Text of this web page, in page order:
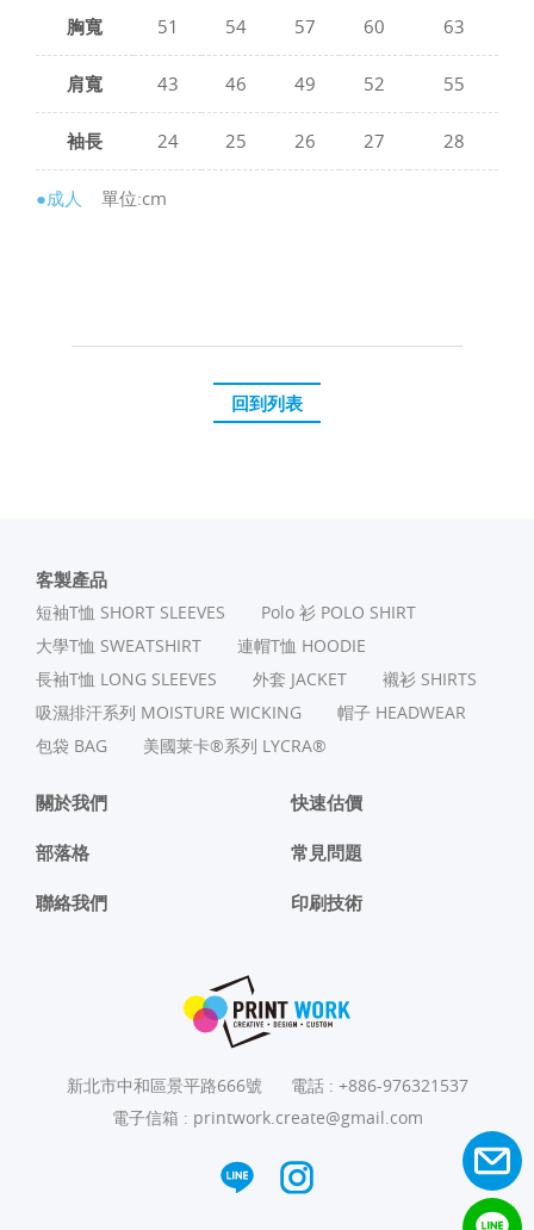
胸寬 51 54 57 60 63
肩寬 43 46 49 52 55
袖長 24 25 26 27 28
●成人 單位:cm
回到列表
客製產品
短袖T恤 SHORT SLEEVES
Polo 衫 POLO SHIRT
⼤學T恤 SWEATSHIRT
連帽T恤 HOODIE
長袖T恤 LONG SLEEVES
外套 JACKET
襯衫 SHIRTS
吸濕排汗系列 MOISTURE WICKING
帽子 HEADWEAR
包袋 BAG
美國莱卡®系列 LYCRA®
關於我們 快速估價
部落格 常見問題
聯絡我們 印刷技術
新北市中和區景平路666號 電話 : +886-976321537
電子信箱 : printwork.create@gmail.com